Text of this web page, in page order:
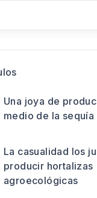
Una joya de
medio de la sequía
La casualidad los
producir hortalizas
agroecológicas